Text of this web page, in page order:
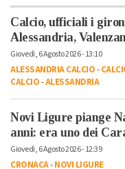
Calcio, ufficiali i
Alessandria,
Giovedì, 6 Agosto 2026 - 13:10
ALESSANDRIA CALCIO-
CALCIO-ALESSANDRIA
Novi Ligure piange
anni: era uno dei
Giovedì, 6 Agosto 2026 - 12:39
CRONACA-NOVI LIGURE